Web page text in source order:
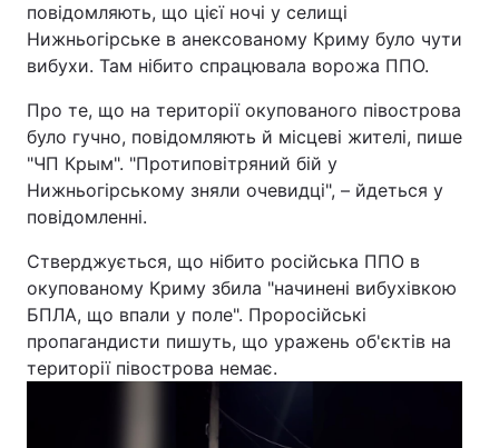
повідомляють, що цієї ночі у селищі
Нижньогірське в анексованому Криму було чути
вибухи. Там нібито спрацювала ворожа ППО.
Про те, що на території окупованого півострова
було гучно, повідомляють й місцеві жителі, пише
"ЧП Крым". "Протиповітряний бій у
Нижньогірському зняли очевидці", – йдеться у
повідомленні.
Стверджується, що нібито російська ППО в
окупованому Криму збила "начинені вибухівкою
БПЛА, що впали у поле". Проросійські
пропагандисти пишуть, що уражень об'єктів на
території півострова немає.